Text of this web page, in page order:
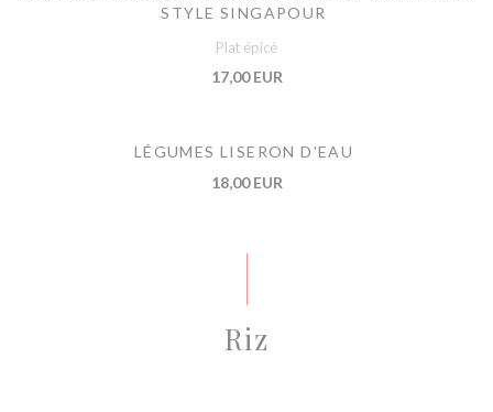
STYLE SINGAPOUR
Plat épicé
17,00 EUR
LÉGUMES LISERON D'EAU
18,00 EUR
Riz